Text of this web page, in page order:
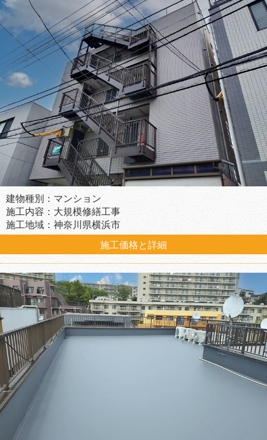
建物種別：マンション
施工内容：大規模修繕工事
施工地域：神奈川県横浜市
施工価格と詳細